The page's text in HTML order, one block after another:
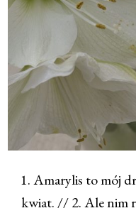
1. Amarylis to mój
kwiat. // 2. Ale nim